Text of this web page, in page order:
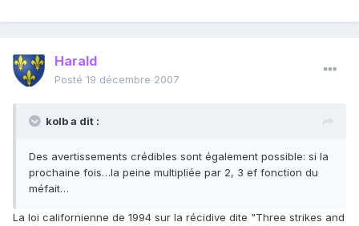
Harald
Posté 19 décembre 2007
kolb a dit :
Des avertissements crédibles sont également possible: si la
prochaine fois…la peine multipliée par 2, 3 ef fonction du
méfait…
La loi californienne de 1994 sur la récidive dite "Three strikes and